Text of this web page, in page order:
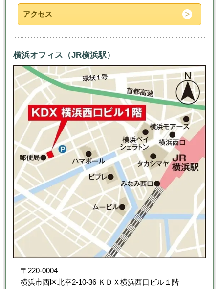
アクセス
横浜オフィス（JR横浜駅）
〒220-0004
横浜市西区北幸2-10-36 ＫＤＸ横浜西口ビル１階